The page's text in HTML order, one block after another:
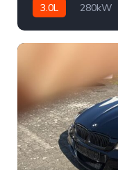
3.0L 280kW